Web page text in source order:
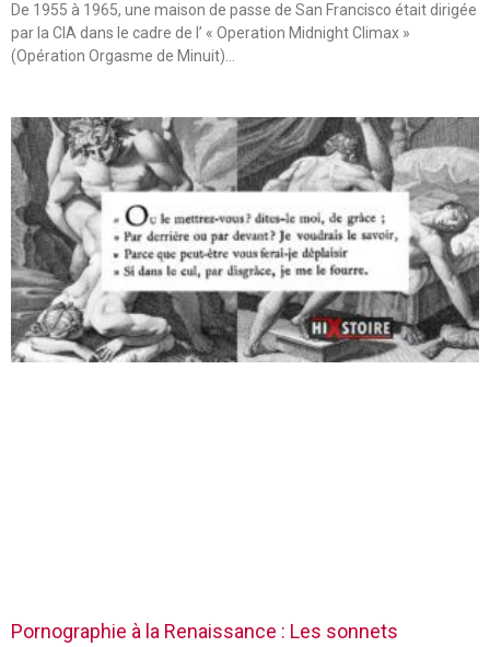
De 1955 à 1965, une maison de passe de San Francisco était dirigée
par la CIA dans le cadre de l’ « Operation Midnight Climax »
(Opération Orgasme de Minuit)…
Pornographie à la Renaissance : Les sonnets